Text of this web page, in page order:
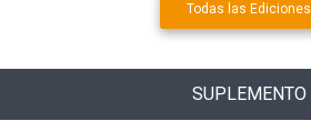
Todas las Ediciones
SUPLEMENTO